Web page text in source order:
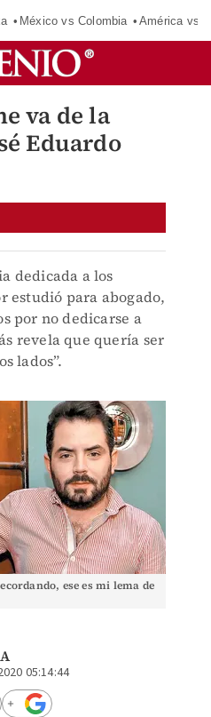
México vs Colombia América vs
va de la
Eduardo
dedicada a los
estudió para abogado,
por no dedicarse a
revela que quería ser
lados”.
ese es mi lema de
05:14:44